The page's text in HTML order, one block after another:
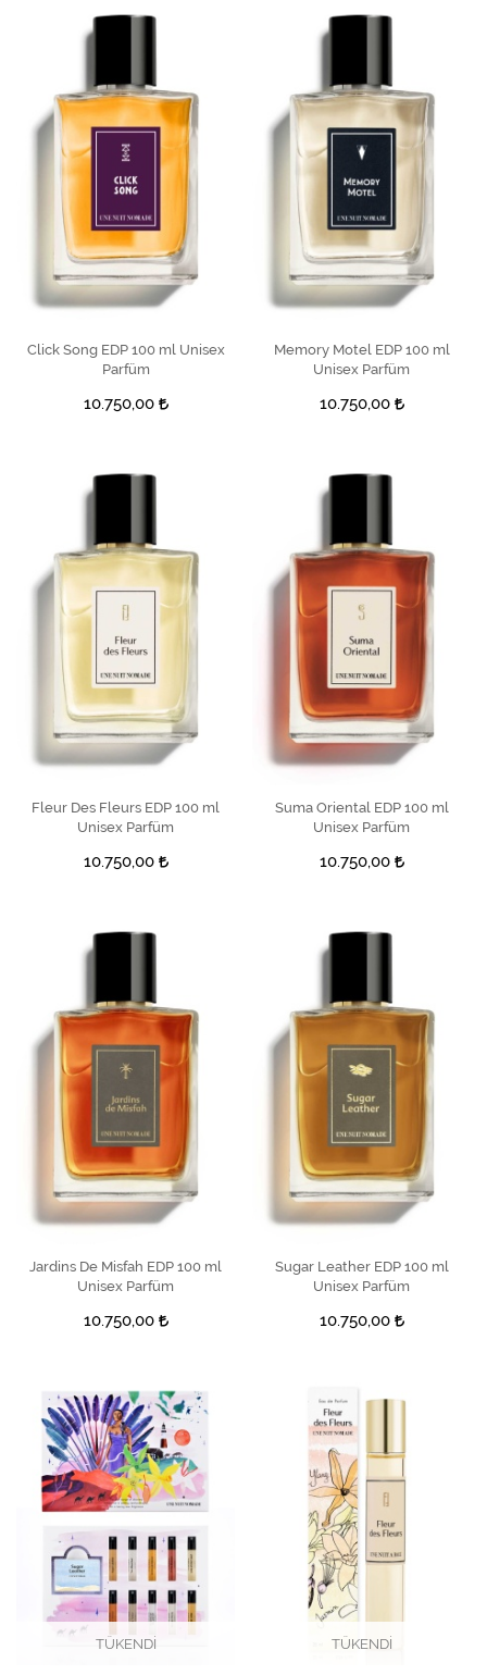
SEPETE EKLE
Click Song EDP 100 ml Unisex
Parfüm
10.750,00
SEPETE EKLE
Memory Motel EDP 100 ml
Unisex Parfüm
10.750,00
SEPETE EKLE
Fleur Des Fleurs EDP 100 ml
Unisex Parfüm
10.750,00
SEPETE EKLE
Suma Oriental EDP 100 ml
Unisex Parfüm
10.750,00
SEPETE EKLE
Jardins De Misfah EDP 100 ml
Unisex Parfüm
10.750,00
SEPETE EKLE
Sugar Leather EDP 100 ml
Unisex Parfüm
10.750,00
TÜKENDİ TÜKENDİ